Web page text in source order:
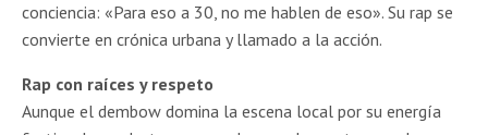
conciencia: «Para eso a 30, no me hablen de eso». Su rap se
convierte en crónica urbana y llamado a la acción.
Rap con raíces y respeto
Aunque el dembow domina la escena local por su energía